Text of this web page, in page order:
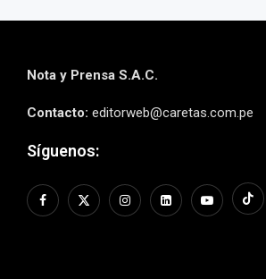
Nota y Prensa S.A.C.
Contacto: editorweb@caretas.com.pe
Síguenos: